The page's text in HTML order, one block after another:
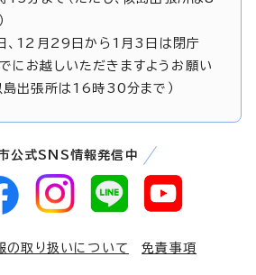
、12月29日から1月3日は閉庁
にお越しいただきますようお願い
似島出張所は16時30分まで）
公式SNS情報発信中
の取り扱いについて
免責事項